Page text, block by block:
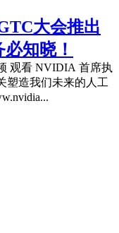
大会推出
知晓！
观看 NVIDIA 首席执
塑造我们未来的人工